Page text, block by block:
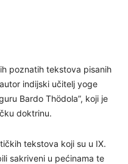
poznatih tekstova pisanih
indijski učitelj yoge
Bardo Thödola”, koji je
doktrinu.
tekstova koji su u IX.
sakriveni u pećinama te